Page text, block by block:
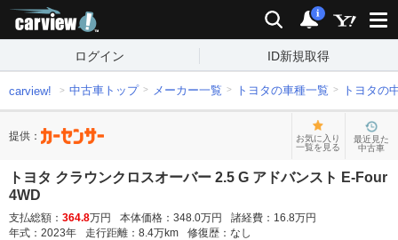
検索 通知
i
ログイン ID新規取得
carview! 中古車トップ メーカー一覧 トヨタの車種一覧 トヨタの
提供：
お気に入り
一覧を見る
最近見た
中古車
トヨタ クラウンクロスオーバー 2.5 G アドバンスト E-Four
4WD
支払総額： 364.8万円 本体価格： 348.0万円 諸経費： 16.8万円
年式： 2023年 走行距離： 8.4万km 修復歴： なし